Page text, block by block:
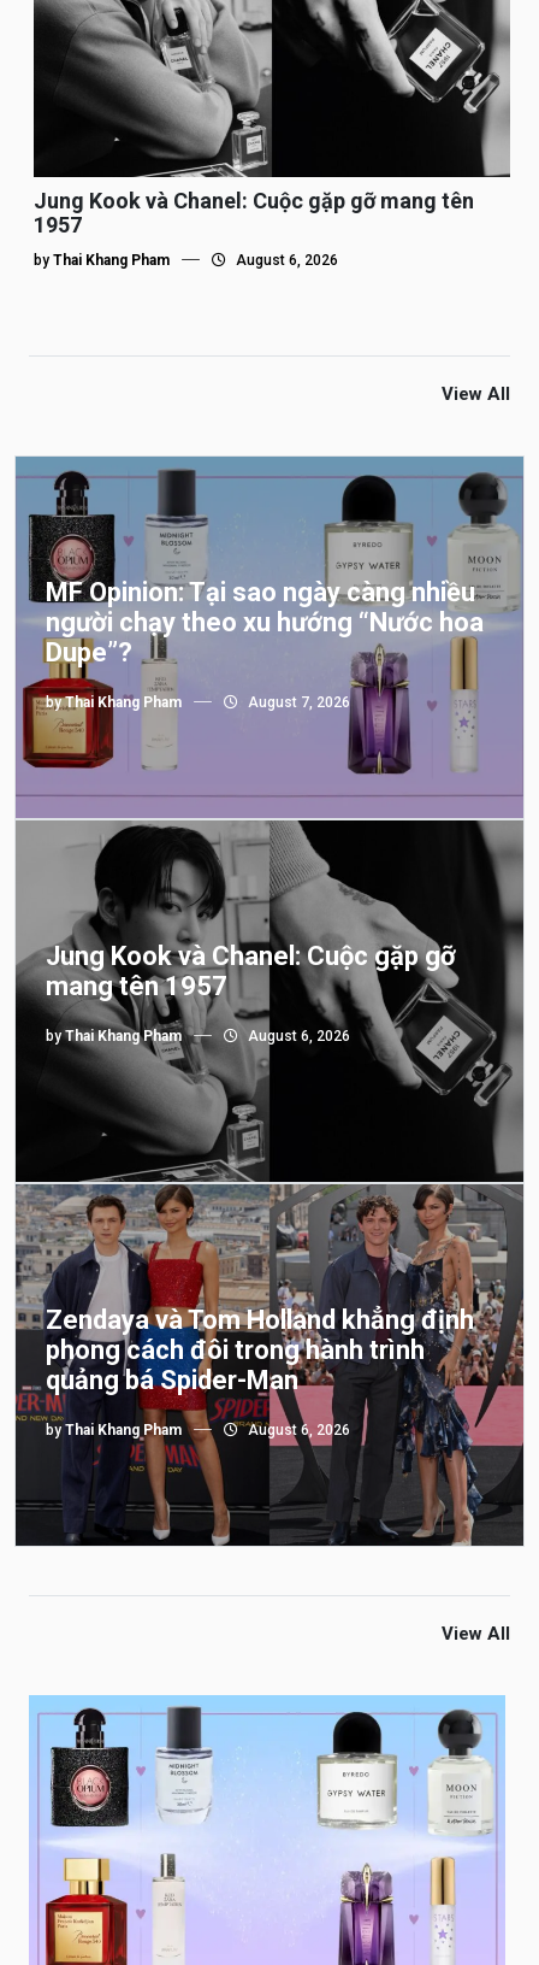
Jung Kook và Chanel: Cuộc gặp gỡ mang tên
1957
by Thai Khang Pham August 6, 2026
View All
MF Opinion: Tại sao ngày càng nhiều
người chạy theo xu hướng “Nước hoa
Dupe”?
byThai Khang Pham August 7, 2026
Jung Kook và Chanel: Cuộc gặp gỡ
mang tên 1957
byThai Khang Pham August 6, 2026
Zendaya và Tom Holland khẳng định
phong cách đôi trong hành trình
quảng bá Spider-Man
by Thai Khang Pham August 6, 2026
View All